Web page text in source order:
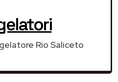
Rio Saliceto